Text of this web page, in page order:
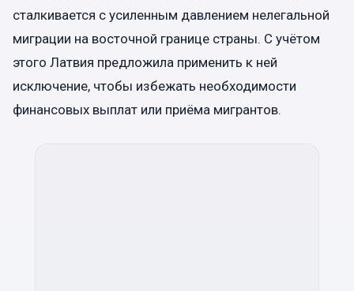
сталкивается с усиленным давлением нелегальной
миграции на восточной границе страны. С учётом
этого Латвия предложила применить к ней
исключение, чтобы избежать необходимости
финансовых выплат или приёма мигрантов.